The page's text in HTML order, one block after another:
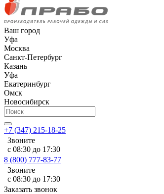
Ваш город
Уфа
Москва
Санкт-Петербург
Казань
Уфа
Екатеринбург
Омск
Новосибирск
+7 (347) 215-18-25
Звоните
с 08:30 до 17:30
8 (800) 777-83-77
Звоните
с 08:30 до 17:30
Заказать звонок